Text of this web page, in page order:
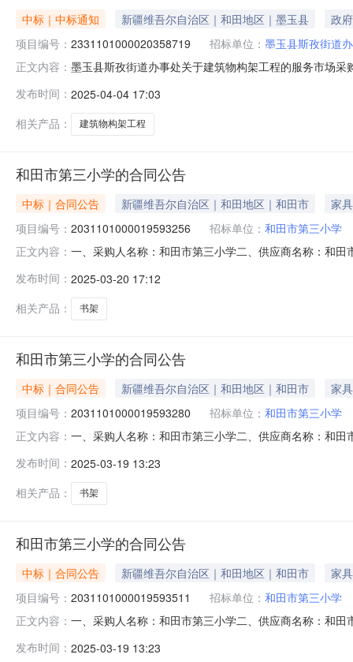
中标｜中标通知 新疆维吾尔自治区｜和田地区｜墨玉县
政
项目编号： 2331101000020358719 招标单位： 墨玉县斯孜街道
正文内容： 墨玉县斯孜街道办事处关于建筑物构架工程的服务市场
（元）:项目所在行政区划编码:653222项目所在行政区
发布时间： 2025-04-04 17:03
相关产品：
建筑物构架工程
和田市第三小学的合同公告
中标｜合同公告 新疆维吾尔自治区｜和田地区｜和田市
家
项目编号： 2031101000019593256 招标单位： 和田市第三小学
正文内容： 一、采购人名称：和田市第三小学二、供应商名称：和
办公桌等工程详见附件项1.01237212372服务要求或标
发布时间： 2025-03-20 17:12
相关产品：
书架
和田市第三小学的合同公告
中标｜合同公告 新疆维吾尔自治区｜和田地区｜和田市
家
项目编号： 2031101000019593280 招标单位： 和田市第三小学
正文内容： 一、采购人名称：和田市第三小学二、供应商名称：和
办公桌等工程详见附件项1.02486224862服务要求或标
发布时间： 2025-03-19 13:23
相关产品：
书架
和田市第三小学的合同公告
中标｜合同公告 新疆维吾尔自治区｜和田地区｜和田市
家
项目编号： 2031101000019593511 招标单位： 和田市第三小学
正文内容： 一、采购人名称：和田市第三小学二、供应商名称：和
办公桌等工程详见附件项1.07422174221服务要求或标
发布时间： 2025-03-19 13:23